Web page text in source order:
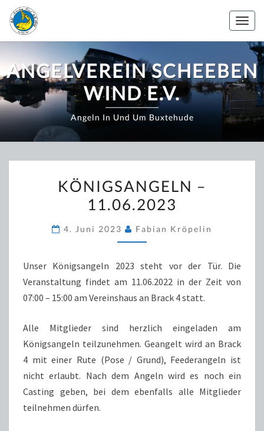
Zum
Inhalt
springen
ANGELVEREIN SCHEEBEN
WIND E.V.
Angeln In Und Um Buxtehude
–
11.06.2023
KÖNIGSANGELN –
11.06.2023
4. Juni 2023 Fabian Kröpelin
Unser Königsangeln 2023 steht vor der Tür. Die
Veranstaltung findet am 11.06.2022 in der Zeit von
07:00 – 15:00 am Vereinshaus an Brack 4 statt.
Alle Mitglieder sind herzlich eingeladen am
Königsangeln teilzunehmen. Geangelt wird an Brack
4 mit einer Rute (Pose / Grund), Feederangeln ist
nicht erlaubt. Nach dem Angeln wird es noch ein
Casting geben, bei dem ebenfalls alle Mitglieder
teilnehmen dürfen.